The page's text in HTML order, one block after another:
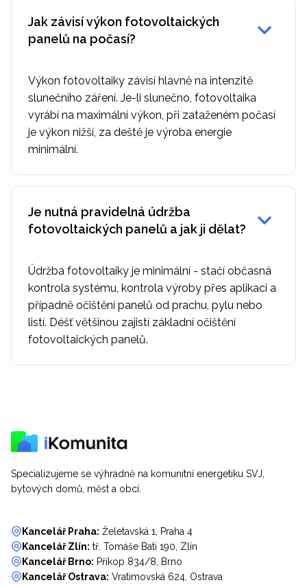
Jak závisí výkon fotovoltaických
panelů na počasí?
Výkon fotovoltaiky závisí hlavně na intenzitě
slunečního záření. Je-li slunečno, fotovoltaika
vyrábí na maximální výkon, při zataženém počasí
je výkon nižší, za deště je výroba energie
minimální.
Je nutná pravidelná údržba
fotovoltaických panelů a jak ji dělat?
Údržba fotovoltaiky je minimální - stačí občasná
kontrola systému, kontrola výroby přes aplikaci a
případně očištění panelů od prachu, pylu nebo
listí. Déšť většinou zajistí základní očištění
fotovoltaických panelů.
Specializujeme se výhradně na komunitní energetiku SVJ,
bytových domů, měst a obcí.
Kancelář Praha: Želetavská 1, Praha 4
Kancelář Zlín: tř. Tomáše Bati 190, Zlín
Kancelář Brno: Příkop 834/8, Brno
Kancelář Ostrava: Vratimovská 624, Ostrava